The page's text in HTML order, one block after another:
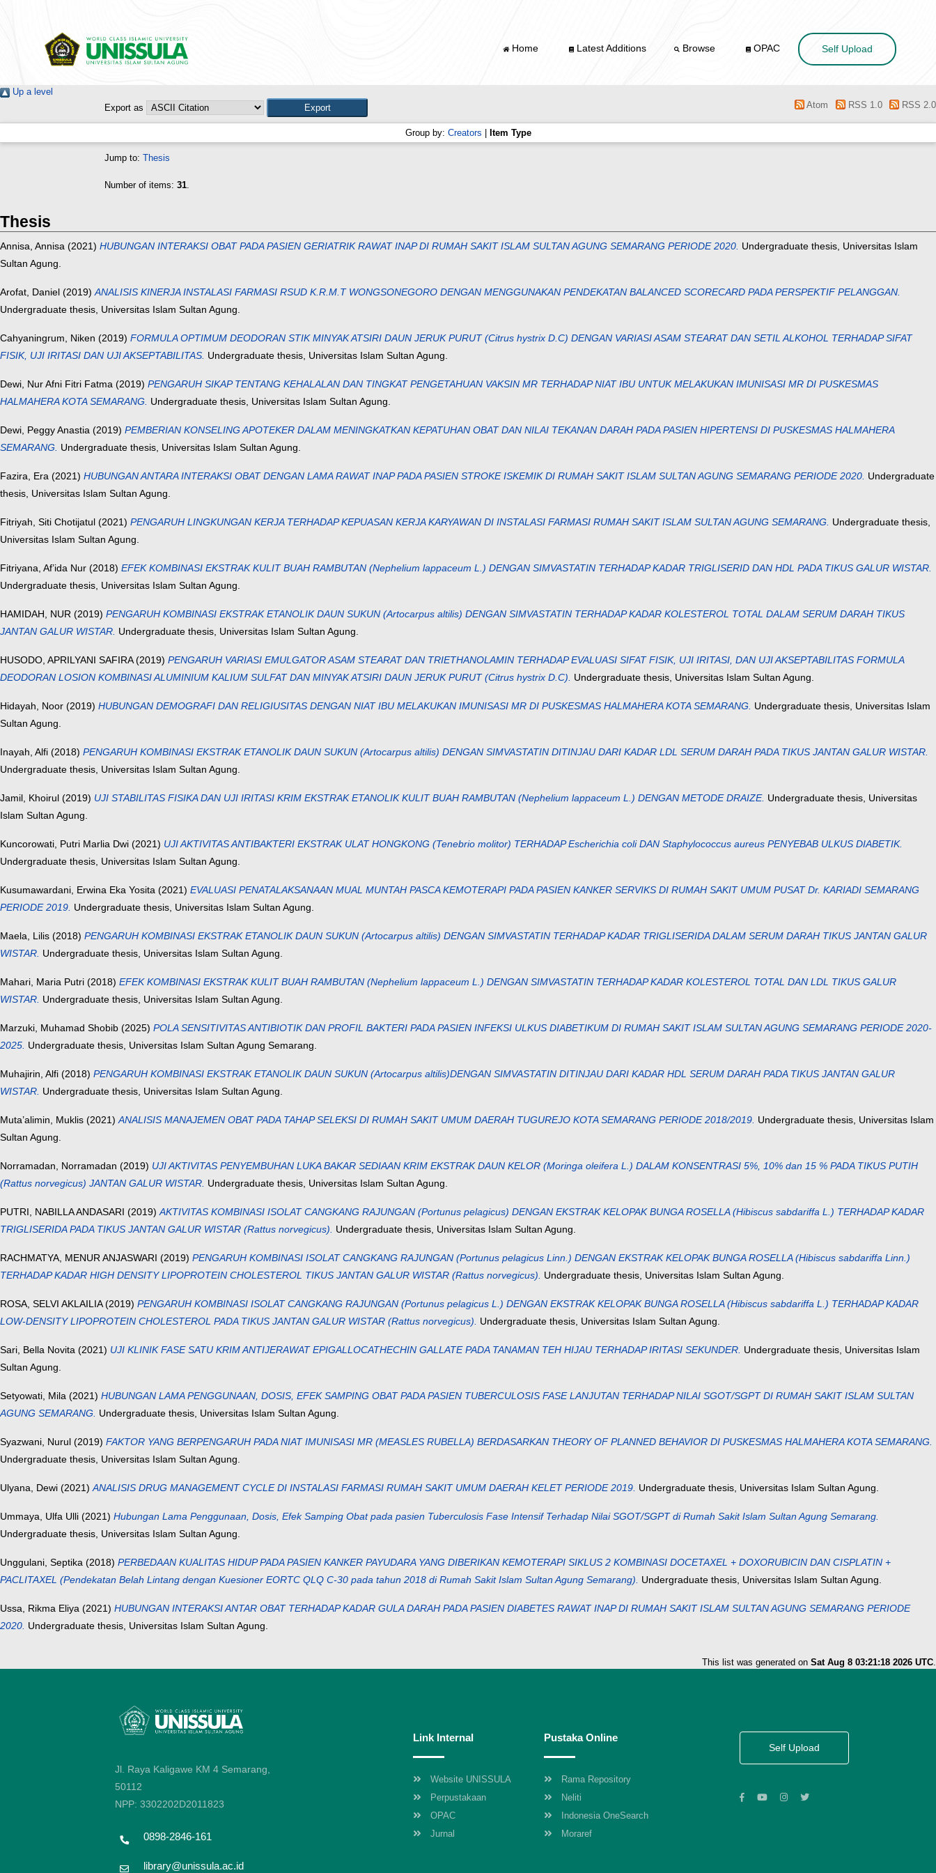
Home Latest Additions Browse OPAC Self Upload
Up a level
Export as
Atom RSS 1.0 RSS 2.0
Group by: Creators Item Type
Jump to: Thesis
Number of items: 31.
Thesis
Annisa, Annisa (2021) HUBUNGAN INTERAKSI OBAT PADA PASIEN GERIATRIK RAWAT INAP DI RUMAH SAKIT ISLAM SULTAN AGUNG SEMARANG PERIODE 2020. Undergraduate thesis, Universitas Islam
Sultan Agung.
Arofat, Daniel (2019)ANALISIS KINERJA INSTALASI FARMASI RSUD K.R.M.T WONGSONEGORO DENGAN MENGGUNAKAN PENDEKATAN BALANCED SCORECARD PADA PERSPEKTIF PELANGGAN.
Undergraduate thesis, Universitas Islam Sultan Agung.
Cahyaningrum, Niken (2019) FORMULA OPTIMUM DEODORAN STIK MINYAK ATSIRI DAUN JERUK PURUT (Citrus hystrix D.C) DENGAN VARIASI ASAM STEARAT DAN SETIL ALKOHOL TERHADAP SIFAT
FISIK, UJI IRITASI DAN UJI AKSEPTABILITAS. Undergraduate thesis, Universitas Islam Sultan Agung.
Dewi, Nur Afni Fitri Fatma (2019) PENGARUH SIKAP TENTANG KEHALALAN DAN TINGKAT PENGETAHUAN VAKSIN MR TERHADAP NIAT IBU UNTUK MELAKUKAN IMUNISASI MR DI PUSKESMAS
HALMAHERA KOTA SEMARANG. Undergraduate thesis, Universitas Islam Sultan Agung.
Dewi, Peggy Anastia (2019) PEMBERIAN KONSELING APOTEKER DALAM MENINGKATKAN KEPATUHAN OBAT DAN NILAI TEKANAN DARAH PADA PASIEN HIPERTENSI DI PUSKESMAS HALMAHERA
SEMARANG. Undergraduate thesis, Universitas Islam Sultan Agung.
Fazira, Era (2021) HUBUNGAN ANTARA INTERAKSI OBAT DENGAN LAMA RAWAT INAP PADA PASIEN STROKE ISKEMIK DI RUMAH SAKIT ISLAM SULTAN AGUNG SEMARANG PERIODE 2020. Undergraduate
thesis, Universitas Islam Sultan Agung.
Fitriyah, Siti Chotijatul (2021) PENGARUH LINGKUNGAN KERJA TERHADAP KEPUASAN KERJA KARYAWAN DI INSTALASI FARMASI RUMAH SAKIT ISLAM SULTAN AGUNG SEMARANG. Undergraduate thesis,
Universitas Islam Sultan Agung.
Fitriyana, Af’ida Nur (2018) EFEK KOMBINASI EKSTRAK KULIT BUAH RAMBUTAN (Nephelium lappaceum L.) DENGAN SIMVASTATIN TERHADAP KADAR TRIGLISERID DAN HDL PADA TIKUS GALUR WISTAR.
Undergraduate thesis, Universitas Islam Sultan Agung.
HAMIDAH, NUR (2019) PENGARUH KOMBINASI EKSTRAK ETANOLIK DAUN SUKUN (Artocarpus altilis) DENGAN SIMVASTATIN TERHADAP KADAR KOLESTEROL TOTAL DALAM SERUM DARAH TIKUS
JANTAN GALUR WISTAR. Undergraduate thesis, Universitas Islam Sultan Agung.
HUSODO, APRILYANI SAFIRA(2019) PENGARUH VARIASI EMULGATOR ASAM STEARAT DAN TRIETHANOLAMIN TERHADAP EVALUASI SIFAT FISIK, UJI IRITASI, DAN UJI AKSEPTABILITAS FORMULA
DEODORAN LOSION KOMBINASI ALUMINIUM KALIUM SULFAT DAN MINYAK ATSIRI DAUN JERUK PURUT (Citrus hystrix D.C). Undergraduate thesis, Universitas Islam Sultan Agung.
Hidayah, Noor (2019) HUBUNGAN DEMOGRAFI DAN RELIGIUSITAS DENGAN NIAT IBU MELAKUKAN IMUNISASI MR DI PUSKESMAS HALMAHERA KOTA SEMARANG. Undergraduate thesis, Universitas Islam
Sultan Agung.
Inayah, Alfi (2018) PENGARUH KOMBINASI EKSTRAK ETANOLIK DAUN SUKUN (Artocarpus altilis) DENGAN SIMVASTATIN DITINJAU DARI KADAR LDL SERUM DARAH PADA TIKUS JANTAN GALUR WISTAR.
Undergraduate thesis, Universitas Islam Sultan Agung.
Jamil, Khoirul (2019) UJI STABILITAS FISIKA DAN UJI IRITASI KRIM EKSTRAK ETANOLIK KULIT BUAH RAMBUTAN (Nephelium lappaceum L.) DENGAN METODE DRAIZE. Undergraduate thesis, Universitas
Islam Sultan Agung.
Kuncorowati, Putri Marlia Dwi (2021) UJI AKTIVITAS ANTIBAKTERI EKSTRAK ULAT HONGKONG (Tenebrio molitor) TERHADAP Escherichia coli DAN Staphylococcus aureus PENYEBAB ULKUS DIABETIK.
Undergraduate thesis, Universitas Islam Sultan Agung.
Kusumawardani, Erwina Eka Yosita (2021) EVALUASI PENATALAKSANAAN MUAL MUNTAH PASCA KEMOTERAPI PADA PASIEN KANKER SERVIKS DI RUMAH SAKIT UMUM PUSAT Dr. KARIADI SEMARANG
PERIODE 2019. Undergraduate thesis, Universitas Islam Sultan Agung.
Maela, Lilis (2018) PENGARUH KOMBINASI EKSTRAK ETANOLIK DAUN SUKUN (Artocarpus altilis) DENGAN SIMVASTATIN TERHADAP KADAR TRIGLISERIDA DALAM SERUM DARAH TIKUS JANTAN GALUR
WISTAR. Undergraduate thesis, Universitas Islam Sultan Agung.
Mahari, Maria Putri (2018) EFEK KOMBINASI EKSTRAK KULIT BUAH RAMBUTAN (Nephelium lappaceum L.) DENGAN SIMVASTATIN TERHADAP KADAR KOLESTEROL TOTAL DAN LDL TIKUS GALUR
WISTAR. Undergraduate thesis, Universitas Islam Sultan Agung.
Marzuki, Muhamad Shobib (2025) POLA SENSITIVITAS ANTIBIOTIK DAN PROFIL BAKTERI PADA PASIEN INFEKSI ULKUS DIABETIKUM DI RUMAH SAKIT ISLAM SULTAN AGUNG SEMARANG PERIODE 2020-
2025. Undergraduate thesis, Universitas Islam Sultan Agung Semarang.
Muhajirin, Alfi (2018) PENGARUH KOMBINASI EKSTRAK ETANOLIK DAUN SUKUN (Artocarpus altilis)DENGAN SIMVASTATIN DITINJAU DARI KADAR HDL SERUM DARAH PADA TIKUS JANTAN GALUR
WISTAR. Undergraduate thesis, Universitas Islam Sultan Agung.
Muta’alimin, Muklis (2021)ANALISIS MANAJEMEN OBAT PADA TAHAP SELEKSI DI RUMAH SAKIT UMUM DAERAH TUGUREJO KOTA SEMARANG PERIODE 2018/2019. Undergraduate thesis, Universitas Islam
Sultan Agung.
Norramadan, Norramadan (2019) UJI AKTIVITAS PENYEMBUHAN LUKA BAKAR SEDIAAN KRIM EKSTRAK DAUN KELOR (Moringa oleifera L.) DALAM KONSENTRASI 5%, 10% dan 15 % PADA TIKUS PUTIH
(Rattus norvegicus) JANTAN GALUR WISTAR. Undergraduate thesis, Universitas Islam Sultan Agung.
PUTRI, NABILLA ANDASARI (2019)AKTIVITAS KOMBINASI ISOLAT CANGKANG RAJUNGAN (Portunus pelagicus) DENGAN EKSTRAK KELOPAK BUNGA ROSELLA (Hibiscus sabdariffa L.) TERHADAP KADAR
TRIGLISERIDA PADA TIKUS JANTAN GALUR WISTAR (Rattus norvegicus). Undergraduate thesis, Universitas Islam Sultan Agung.
RACHMATYA, MENUR ANJASWARI (2019) PENGARUH KOMBINASI ISOLAT CANGKANG RAJUNGAN (Portunus pelagicus Linn.) DENGAN EKSTRAK KELOPAK BUNGA ROSELLA (Hibiscus sabdariffa Linn.)
TERHADAP KADAR HIGH DENSITY LIPOPROTEIN CHOLESTEROL TIKUS JANTAN GALUR WISTAR (Rattus norvegicus). Undergraduate thesis, Universitas Islam Sultan Agung.
ROSA, SELVI AKLAILIA(2019) PENGARUH KOMBINASI ISOLAT CANGKANG RAJUNGAN (Portunus pelagicus L.) DENGAN EKSTRAK KELOPAK BUNGA ROSELLA (Hibiscus sabdariffa L.) TERHADAP KADAR
LOW-DENSITY LIPOPROTEIN CHOLESTEROL PADA TIKUS JANTAN GALUR WISTAR (Rattus norvegicus). Undergraduate thesis, Universitas Islam Sultan Agung.
Sari, Bella Novita (2021) UJI KLINIK FASE SATU KRIM ANTIJERAWAT EPIGALLOCATHECHIN GALLATE PADA TANAMAN TEH HIJAU TERHADAP IRITASI SEKUNDER. Undergraduate thesis, Universitas Islam
Sultan Agung.
Setyowati, Mila (2021) HUBUNGAN LAMA PENGGUNAAN, DOSIS, EFEK SAMPING OBAT PADA PASIEN TUBERCULOSIS FASE LANJUTAN TERHADAP NILAI SGOT/SGPT DI RUMAH SAKIT ISLAM SULTAN
AGUNG SEMARANG. Undergraduate thesis, Universitas Islam Sultan Agung.
Syazwani, Nurul (2019) FAKTOR YANG BERPENGARUH PADA NIAT IMUNISASI MR (MEASLES RUBELLA) BERDASARKAN THEORY OF PLANNED BEHAVIOR DI PUSKESMAS HALMAHERA KOTA SEMARANG.
Undergraduate thesis, Universitas Islam Sultan Agung.
Ulyana, Dewi (2021)ANALISIS DRUG MANAGEMENT CYCLE DI INSTALASI FARMASI RUMAH SAKIT UMUM DAERAH KELET PERIODE 2019. Undergraduate thesis, Universitas Islam Sultan Agung.
Ummaya, Ulfa Ulli (2021) Hubungan Lama Penggunaan, Dosis, Efek Samping Obat pada pasien Tuberculosis Fase Intensif Terhadap Nilai SGOT/SGPT di Rumah Sakit Islam Sultan Agung Semarang.
Undergraduate thesis, Universitas Islam Sultan Agung.
Unggulani, Septika (2018) PERBEDAAN KUALITAS HIDUP PADA PASIEN KANKER PAYUDARA YANG DIBERIKAN KEMOTERAPI SIKLUS 2 KOMBINASI DOCETAXEL + DOXORUBICIN DAN CISPLATIN +
PACLITAXEL (Pendekatan Belah Lintang dengan Kuesioner EORTC QLQ C-30 pada tahun 2018 di Rumah Sakit Islam Sultan Agung Semarang). Undergraduate thesis, Universitas Islam Sultan Agung.
Ussa, Rikma Eliya (2021) HUBUNGAN INTERAKSI ANTAR OBAT TERHADAP KADAR GULA DARAH PADA PASIEN DIABETES RAWAT INAP DI RUMAH SAKIT ISLAM SULTAN AGUNG SEMARANG PERIODE
2020. Undergraduate thesis, Universitas Islam Sultan Agung.
This list was generated on Sat Aug 8 03:21:18 2026 UTC.
Jl. Raya Kaligawe KM 4 Semarang,
50112
NPP: 3302202D2011823
0898-2846-161
library@unissula.ac.id
Link Internal
Website UNISSULA
Perpustakaan
OPAC
Jurnal
Pustaka Online
Rama Repository
Neliti
Indonesia OneSearch
Moraref
Self Upload